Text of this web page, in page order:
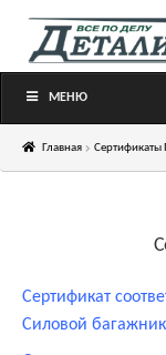
Перейти
Перейти
МЕНЮ
Главная
Сертификат
Силовой